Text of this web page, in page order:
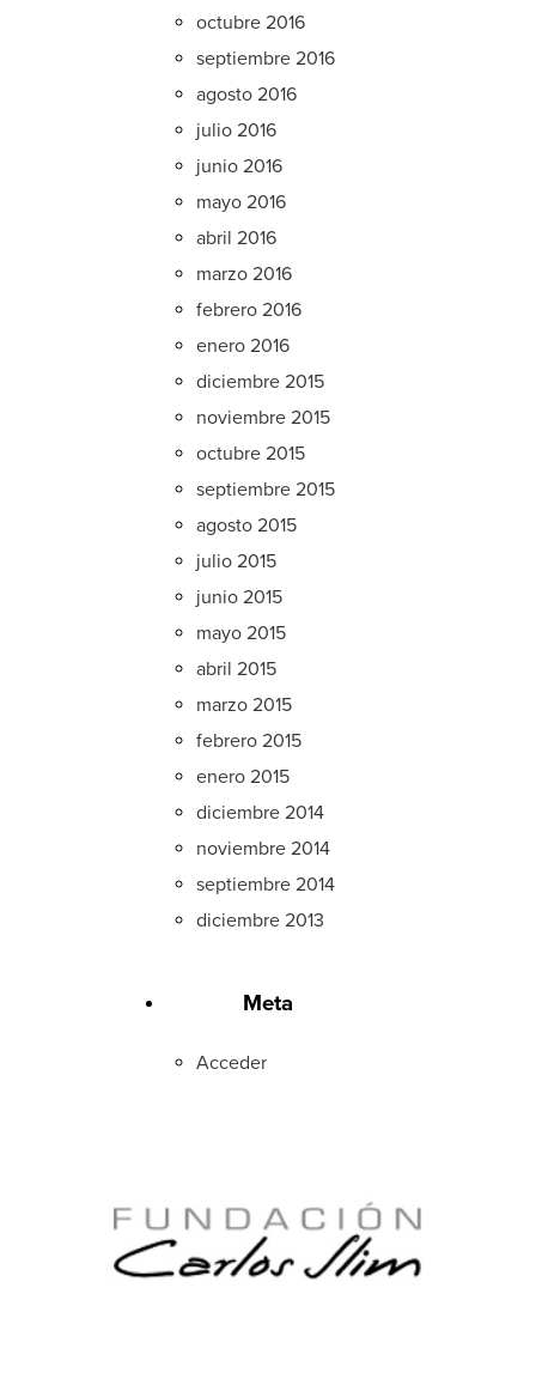
octubre 2016
septiembre 2016
agosto 2016
julio 2016
junio 2016
mayo 2016
abril 2016
marzo 2016
febrero 2016
enero 2016
diciembre 2015
noviembre 2015
octubre 2015
septiembre 2015
agosto 2015
julio 2015
junio 2015
mayo 2015
abril 2015
marzo 2015
febrero 2015
enero 2015
diciembre 2014
noviembre 2014
septiembre 2014
diciembre 2013
Meta
Acceder